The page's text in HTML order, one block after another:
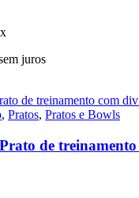
juros
, Pratos, Pratos e Bowls
de